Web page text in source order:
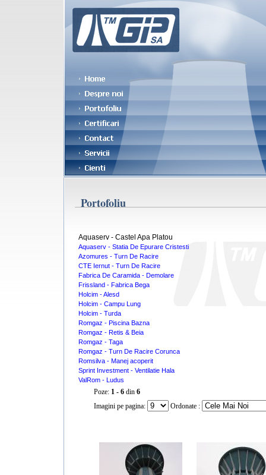
Portofoliu
Aquaserv - Castel Apa Platou
Aquaserv - Statia De Epurare Cristesti
Azomures - Turn De Racire
CTE Iernut - Turn De Racire
Fabrica De Caramida - Demolare
Frissland - Fabrica Bega
Holcim - Alesd
Holcim - Campu Lung
Holcim - Turda
Romgaz - Piscina Bazna
Romgaz - Retis & Beia
Romgaz - Taga
Romgaz - Turn De Racire Corunca
Romsilva - Manej acoperit
Sprint Investment - Ventilatie Hala
ValRom - Ludus
Poze: 1 - 6din 6
Imagini pe pagina:
Ordonate :